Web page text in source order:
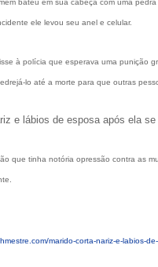
bateu em sua cabeça com uma
ele levou seu anel e celular.
à polícia que esperava uma punição
lo até a morte para que outras
que tinha notória opressão contra as
marido-corta-nariz-e-labios-